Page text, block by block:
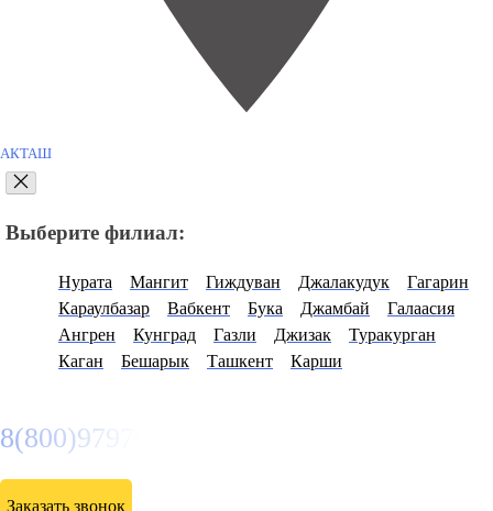
АКТАШ
Выберите филиал:
Нурата Мангит Гиждуван Джалакудук
Гагарин
Караулбазар
Вабкент Бука Джамбай
Галаасия
Ангрен
Кунград Газли Джизак
Туракурган
Каган
Бешарык Ташкент Карши
8(800)9797043
Заказать звонок